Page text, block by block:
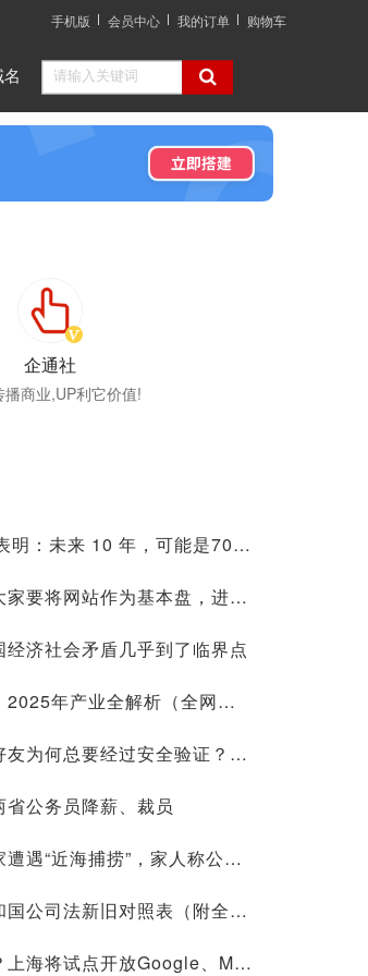
手机版 会员中心 我的订单 购物车
名
企通社
播商业,UP利它价值!
DeepSeek 表明：未来 10 年，可能是70后80后最艰难的10 年
为什么建议大家要将网站作为基本盘，进来看看是否有道理再喷
经济社会矛盾几乎到了临界点
人形机器人：2025年产业全解析（全网最全国内外玩家排行&细分龙头）
微信添加新好友为何总要经过安全验证？背后原因深度解析
省公务员降薪、裁员
河北一企业家遭遇“近海捕捞”，家人称公司账上10.9亿现金惹祸
中华人民共和国公司法新旧对照表（附全文）
历史性一步？上海将试点开放Google、Meta等国际平台访问！